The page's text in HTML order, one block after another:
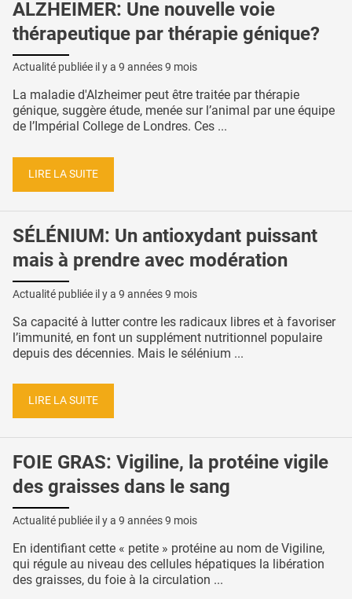
ALZHEIMER: Une nouvelle voie
thérapeutique par thérapie génique?
Actualité publiée il y a 9 années 9 mois
La maladie d'Alzheimer peut être traitée par thérapie
génique, suggère étude, menée sur l’animal par une équipe
de l’Impérial College de Londres. Ces ...
LIRE LA SUITE
SÉLÉNIUM: Un antioxydant puissant
mais à prendre avec modération
Actualité publiée il y a 9 années 9 mois
Sa capacité à lutter contre les radicaux libres et à favoriser
l’immunité, en font un supplément nutritionnel populaire
depuis des décennies. Mais le sélénium ...
LIRE LA SUITE
FOIE GRAS: Vigiline, la protéine vigile
des graisses dans le sang
Actualité publiée il y a 9 années 9 mois
En identifiant cette « petite » protéine au nom de Vigiline,
qui régule au niveau des cellules hépatiques la libération
des graisses, du foie à la circulation ...